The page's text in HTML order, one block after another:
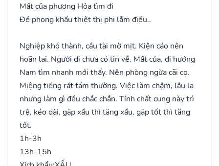
Mất của phương Hỏa tìm đi
Đề phong khẩu thiệt thị phi lắm điều..
Nghiệp khó thành, cầu tài mờ mịt. Kiện cáo nên
hoãn lại. Người đi chưa có tin về. Mất của, đi hướng
Nam tìm nhanh mới thấy. Nên phòng ngừa cãi cọ.
Miệng tiếng rất tầm thường. Việc làm chậm, lâu la
nhưng làm gì đều chắc chắn. Tính chất cung này trì
trệ, kéo dài, gặp xấu thì tăng xấu, gặp tốt thì tăng
tốt.
1h-3h
13h-15h